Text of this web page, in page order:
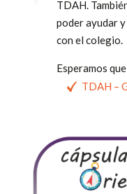
TDAH.
poder ayudar
con el colegio.
Esperamos
TDAH –